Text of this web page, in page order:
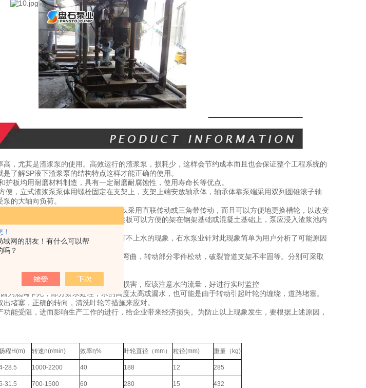
域网的朋友！有什么可以帮
吗？
，尤其是渣浆泵的使用。高效运行的渣浆泵，损耗少，这样会节约成本而且也会保证整个工程系统的
了解SP液下渣浆泵的结构特点这样才能正确的使用。
护板均用耐磨材料制造，具有一定耐磨耐腐蚀性，使用寿命长等优点。
便，立式渣浆泵泵体用螺栓固定在支架上，支架上端安放轴承体，轴承体靠泵端采用双列圆锥滚子轴
的大轴向负荷。
承体上安装有电机座或电机支架，可以采用直联传动或三角带传动，而且可以方便地更换槽轮，以改变
化。支架上带有对开的安装板，安装板可以方便的架在钢架基础或混凝土基础上，泵应浸入渣浆池内
入泵内。
合，但在立式渣浆泵长期使用中会有不上水的现象，石水泵业针对此现象简单为用户分析了可能原因
子不平衡或联轴器不佳，轴承磨损弯曲，转动部分零件松动，破裂管道支架不牢固等。分别可采取
拧得不牢固，应该随时检查。
却水进入所引起的填料的轴表面的损害，应该注意水的流量，好进行实时监控
底阀卡死，部分淤水处理，水的高度太高或漏水，也可能是由于转动引起叶轮的缠绕，道路堵塞。
堵塞，正确的转向，清洗叶轮等措施来应对。
受阻，进而影响生产工作的进行，给企业带来经济损失。为防止以上现象发生，要根据上述原因，
程H(m) 转速n(r/min) 效率η% 叶轮直径（mm） 粒径(mm) 重量（kg)
28.5 1000-2200 40 188 12 285
31.5 700-1500 60 280 15 432